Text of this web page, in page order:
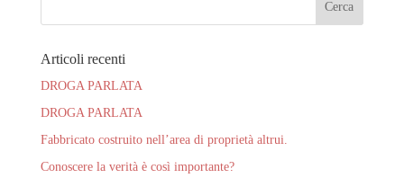
Articoli recenti
DROGA PARLATA
DROGA PARLATA
Fabbricato costruito nell’area di proprietà altrui.
Conoscere la verità è così importante?